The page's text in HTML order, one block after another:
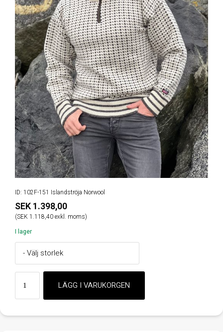
ID: 102F-151 Islandströja Norwool
SEK 1.398,00
(SEK 1.118,40 exkl. moms)
I lager